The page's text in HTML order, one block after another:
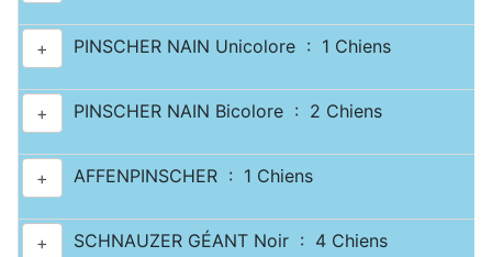
+ PINSCHER NAIN Unicolore : 1 Chiens
+ PINSCHER NAIN Bicolore : 2 Chiens
+ AFFENPINSCHER : 1 Chiens
+ SCHNAUZER GÉANT Noir : 4 Chiens